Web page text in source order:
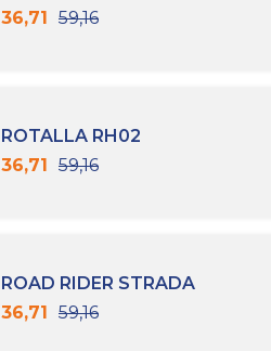
36,71 59,16
ROTALLA RH02
36,71 59,16
ROAD RIDER STRADA
36,71 59,16